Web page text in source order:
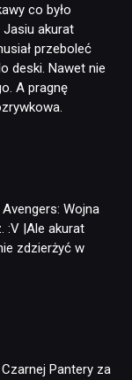
co było
akurat
przeboleć
deski. Nawet nie
A pragnę
Wojna
:V |Ale akurat
zdzierżyć w
Pantery za